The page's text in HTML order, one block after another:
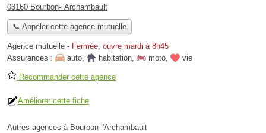
03160 Bourbon-l'Archambault
📞 Appeler cette agence mutuelle
Agence mutuelle - Fermée, ouvre mardi à 8h45
Assurances :
auto, habitation, moto, vie
Recommander cette agence
Améliorer cette fiche
Autres agences à Bourbon-l'Archambault